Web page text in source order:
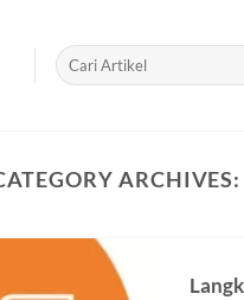
ARCHIVES: